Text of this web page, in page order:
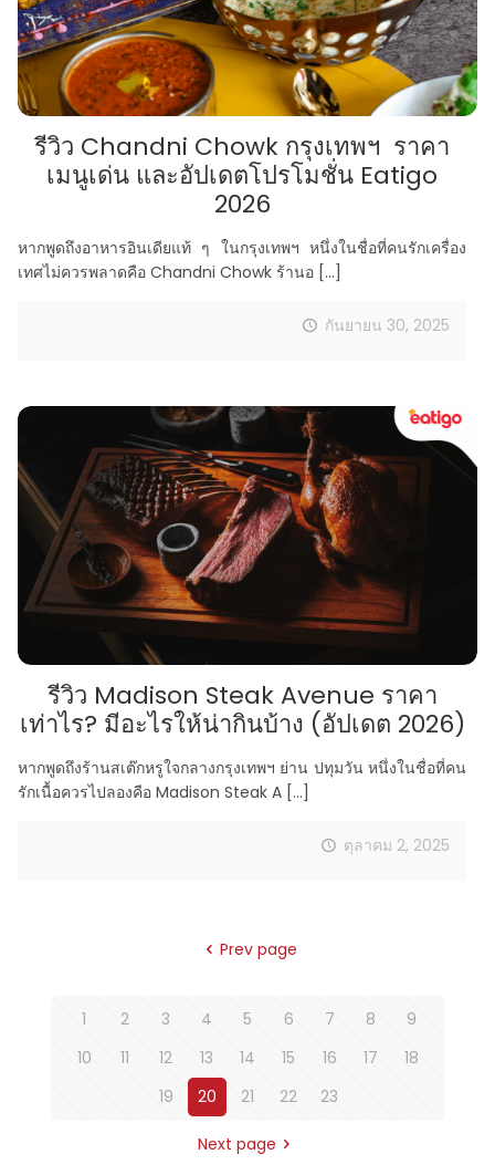
รีวิว Chandni Chowk กรุงเทพฯ ราคา
เมนูเด่น และอัปเดตโปรโมชั่น Eatigo
2026
หากพูดถึงอาหารอินเดียแท้ ๆ ในกรุงเทพฯ หนึ่งในชื่อที่คนรักเครื่อง
เทศไม่ควรพลาดคือ Chandni Chowk ร้านอ […]
กันยายน 30, 2025
รีวิว Madison Steak Avenue ราคา
เท่าไร? มีอะไรให้น่ากินบ้าง (อัปเดต 2026)
หากพูดถึงร้านสเต๊กหรูใจกลางกรุงเทพฯ ย่าน ปทุมวัน หนึ่งในชื่อที่คน
รักเนื้อควรไปลองคือ Madison Steak A […]
ตุลาคม 2, 2025
Prev page
1 2 3 4 5 6 7 8
9
10
11 12 13 14 15 16 17
18
19
20 21 22 23
Next page